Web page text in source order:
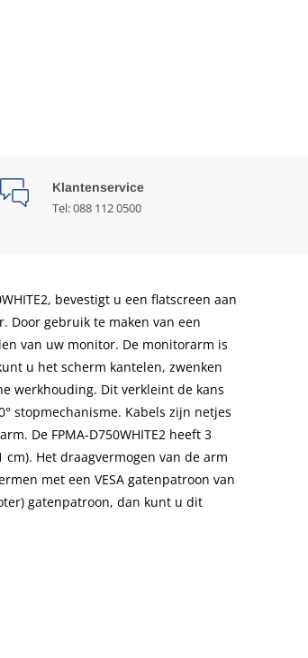
Klantenservice
Tel: 088 112 0500
bevestigt u een flatscreen aan
Door gebruik te maken van een
van uw monitor. De monitorarm is
u het scherm kantelen, zwenken
werkhouding. Dit verkleint de kans
stopmechanisme. Kabels zijn netjes
De FPMA-D750WHITE2 heeft 3
Het draagvermogen van de arm
met een VESA gatenpatroon van
gatenpatroon, dan kunt u dit